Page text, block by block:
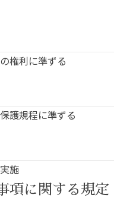
権利に準ずる
護規程に準ずる
施
項に関する規定